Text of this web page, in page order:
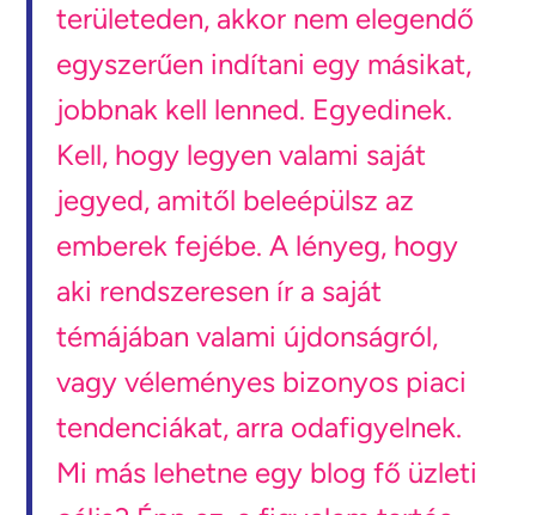
területeden, akkor nem elegendő
egyszerűen indítani egy másikat,
jobbnak kell lenned. Egyedinek.
Kell, hogy legyen valami saját
jegyed, amitől beleépülsz az
emberek fejébe. A lényeg, hogy
aki rendszeresen ír a saját
témájában valami újdonságról,
vagy véleményes bizonyos piaci
tendenciákat, arra odafigyelnek.
Mi más lehetne egy blog fő üzleti